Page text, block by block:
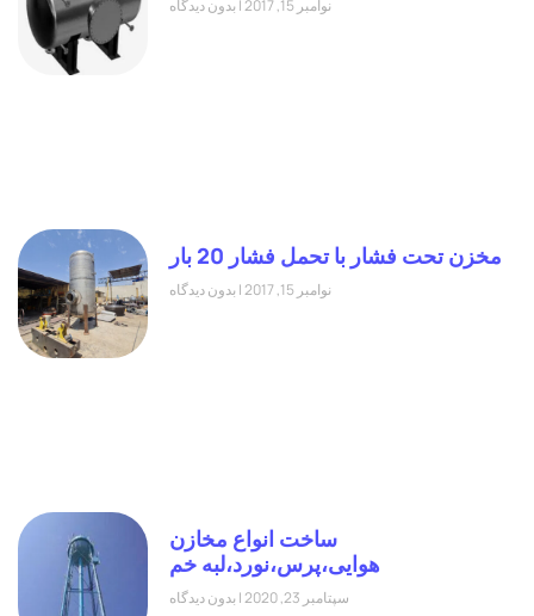
نوامبر 15, 2017 بدون دیدگاه
مخزن تحت فشار با تحمل فشار 20 بار
نوامبر 15, 2017 بدون دیدگاه
ساخت انواع مخازن
هوایی،پرس،نورد،لبه خم
سپتامبر 23, 2020 بدون دیدگاه